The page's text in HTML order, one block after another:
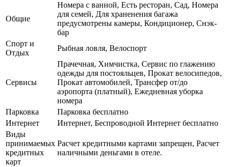
Общие
Номера с ванной, Есть ресторан, Сад, Номера
для семей, Для храненения багажа
предусмотрены камеры, Кондиционер, Снэк-
бар
Спорт и
Отдых
Рыбная ловля, Велоспорт
Сервисы
Прачечная, Химчистка, Сервис по глажению
одежды для постояльцев, Прокат велосипедов,
Прокат автомобилей, Трансфер от/до
аэропорта (платный), Ежедневная уборка
номера
Парковка
Парковка бесплатно
Интернет
Интернет, Беспроводной Интернет бесплатно
Виды
принимаемых
кредитных
карт
Расчет кредитными картами запрещен, Расчет
наличными деньгами в отеле.